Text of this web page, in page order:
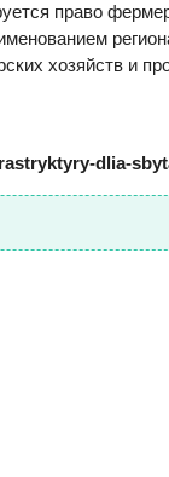
право
хозяйств и
dlia-